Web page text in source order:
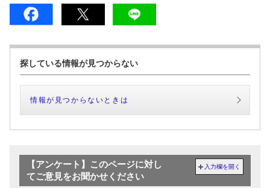
探している情報が見つからない
情報が見つからないときは
【アンケート】このページに対し
てご意見をお聞かせください
入力欄を開く